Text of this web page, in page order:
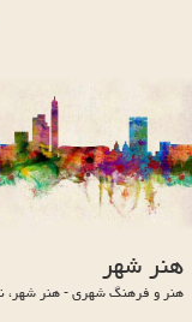
هنر شهر
هنر و فرهنگ شهری - هنر شهر،